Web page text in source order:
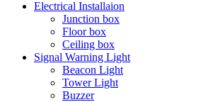
Electrical Installaion
Junction box
Floor box
Ceiling box
Signal Warning Light
Beacon Light
Tower Light
Buzzer